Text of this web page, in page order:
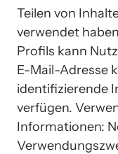
Teilen von
verwendet
Profils kann
E-Mail-Adresse
identifizierende
verfügen.
Informationen: